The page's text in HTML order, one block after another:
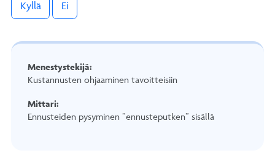
Kyllä Ei
Menestystekijä:
Kustannusten ohjaaminen tavoitteisiin
Mittari:
Ennusteiden pysyminen ”ennusteputken” sisällä